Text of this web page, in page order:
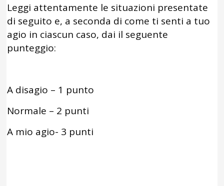
Leggi attentamente le situazioni presentate
di seguito e, a seconda di come ti senti a tuo
agio in ciascun caso, dai il seguente
punteggio:
A disagio – 1 punto
Normale – 2 punti
A mio agio- 3 punti